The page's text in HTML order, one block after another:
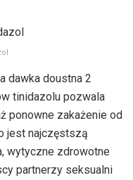
dawka doustna 2
tinidazolu pozwala
ponowne zakażenie od
jest najczęstszą
wytyczne zdrowotne
partnerzy seksualni